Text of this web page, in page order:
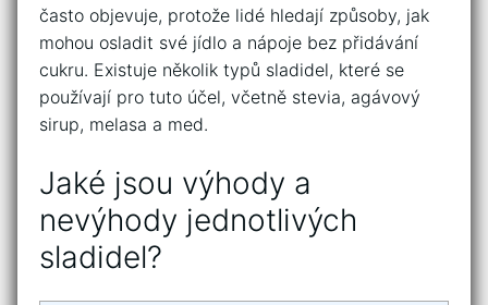
často objevuje, protože lidé hledají způsoby, jak
mohou osladit své jídlo a nápoje bez přidávání
cukru. Existuje několik typů sladidel, které se
používají pro tuto účel, včetně stevia, agávový
sirup, melasa a med.
Jaké jsou výhody a
nevýhody jednotlivých
sladidel?